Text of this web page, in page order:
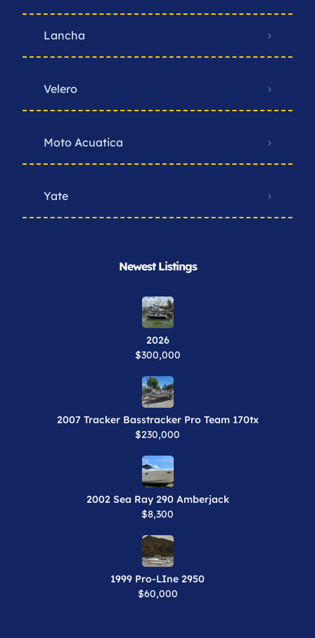
Lancha
Velero
Moto Acuatica
Yate
Newest Listings​
2026
$300,000
2007 Tracker Basstracker Pro Team 170tx
$230,000
2002 Sea Ray 290 Amberjack
$8,300
1999 Pro-LIne 2950
$60,000